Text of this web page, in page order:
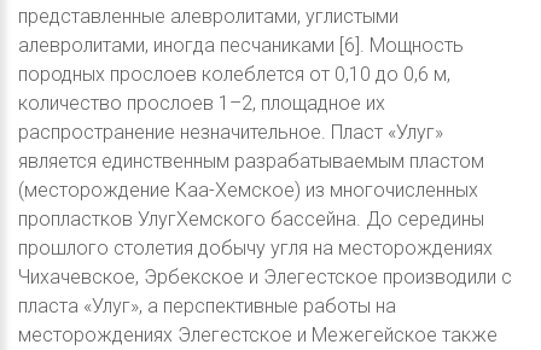
представленные алевролитами, углистыми
алевролитами, иногда песчаниками [6]. Мощность
породных прослоев колеблется от 0,10 до 0,6 м,
количество прослоев 1–2, площадное их
распространение незначительное. Пласт «Улуг»
является единственным разрабатываемым пластом
(месторождение Каа-Хемское) из многочисленных
пропластков УлугХемского бассейна. До середины
прошлого столетия добычу угля на месторождениях
Чихачевское, Эрбекское и Элегестское производили с
пласта «Улуг», а перспективные работы на
месторождениях Элегестское и Межегейское также